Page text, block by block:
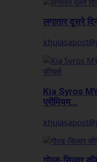
लगातार दूसरे
Kia Syros
प्रीमियम...